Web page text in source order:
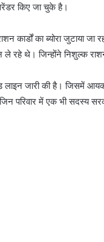
किए जा चुके है।
कार्डों का ब्योरा
ले रहे थे। जिन्होंने निशुल्क
लाइन जारी की है। जिसमें
में एक भी सदस्य